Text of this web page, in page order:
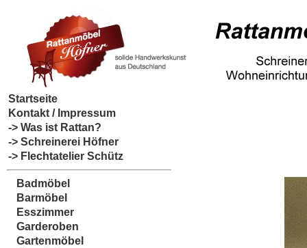
Startseite
Kontakt / Impressum
-> Was ist Rattan?
-> Schreinerei Höfner
-> Flechtatelier Schütz
Badmöbel
Barmöbel
Esszimmer
Garderoben
Gartenmöbel